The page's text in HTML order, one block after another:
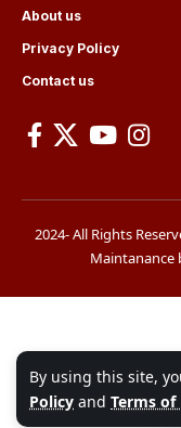
By using this site,
Policy and Terms of
About us
Privacy Policy
Contact us
2024- All Rights
Maintanance